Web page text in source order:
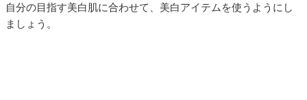
自分の目指す美白肌に合わせて、美白アイテムを使うようにし
ましょう。